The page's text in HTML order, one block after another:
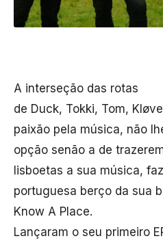
A interseção das rotas
de Duck, Tokki, Tom,
paixão pela música, não
opção senão a de
lisboetas a sua música,
portuguesa berço da sua
Know A Place.
Lançaram o seu primeiro